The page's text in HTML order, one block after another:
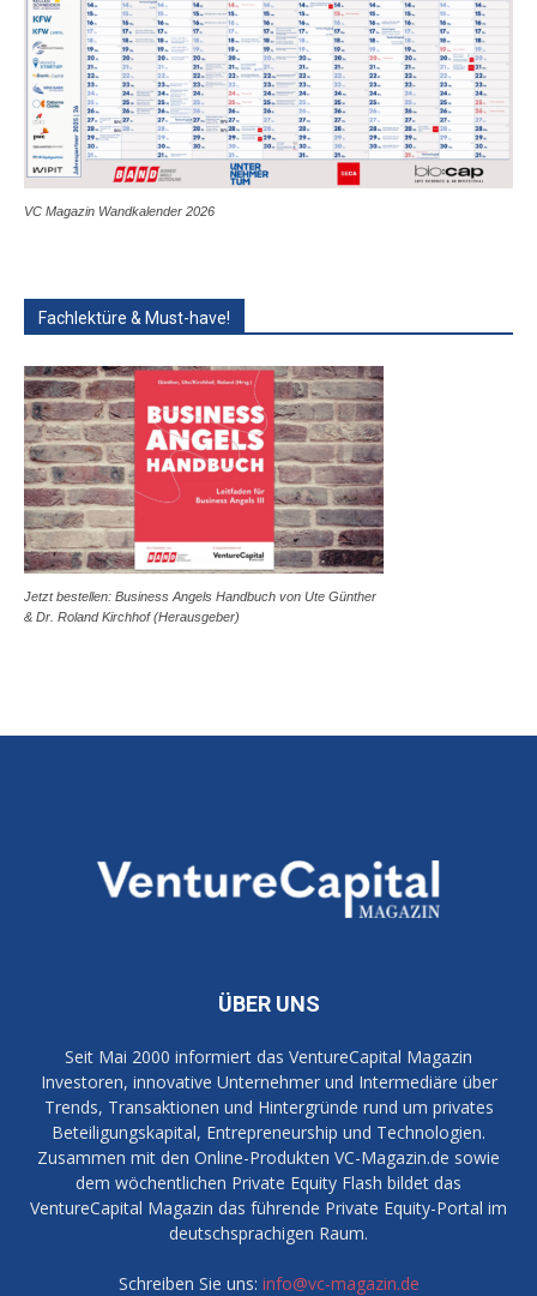
VC Magazin Wandkalender 2026
Fachlektüre & Must-have!
Jetzt bestellen: Business Angels Handbuch von Ute Günther
& Dr. Roland Kirchhof (Herausgeber)
ÜBER UNS
Seit Mai 2000 informiert das VentureCapital Magazin
Investoren, innovative Unternehmer und Intermediäre über
Trends, Transaktionen und Hintergründe rund um privates
Beteiligungskapital, Entrepreneurship und Technologien.
Zusammen mit den Online-Produkten VC-Magazin.de sowie
dem wöchentlichen Private Equity Flash bildet das
VentureCapital Magazin das führende Private Equity-Portal im
deutschsprachigen Raum.
Schreiben Sie uns: info@vc-magazin.de